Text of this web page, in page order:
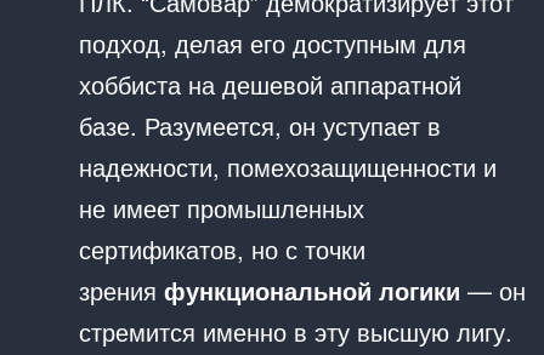
подход, делая его доступным для
хоббиста на дешевой аппаратной
базе. Разумеется, он уступает в
надежности, помехозащищенности и
не имеет промышленных
сертификатов, но с точки
зрения функциональной логики — он
стремится именно в эту высшую лигу.